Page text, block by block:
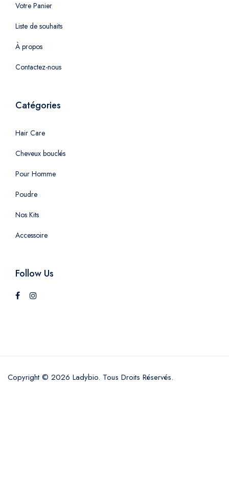
Votre Panier
Liste de souhaits
À propos
Contactez-nous
Catégories
Hair Care
Cheveux bouclés
Pour Homme
Poudre
Nos Kits
Accessoire
Follow Us
Copyright © 2026 Ladybio. Tous Droits Réservés.